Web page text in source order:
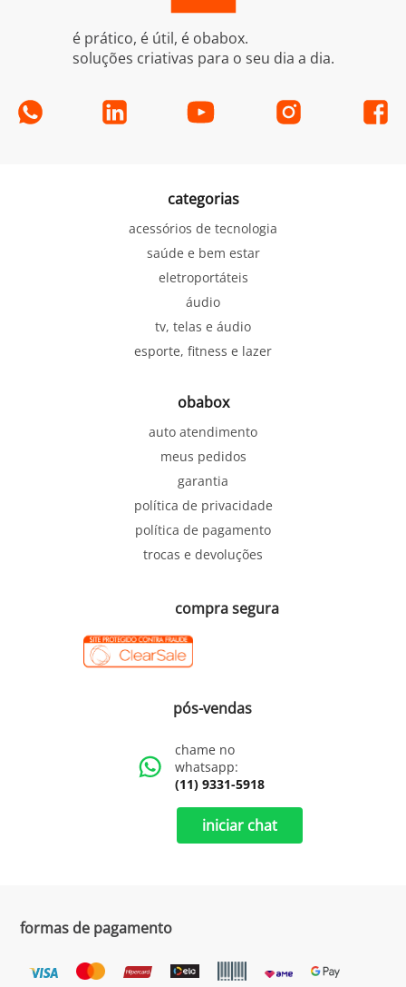
é prático, é útil, é obabox.
soluções criativas para o seu dia a dia.
categorias
acessórios de tecnologia
saúde e bem estar
eletroportáteis
áudio
tv, telas e áudio
esporte, fitness e lazer
obabox
auto atendimento
meus pedidos
garantia
política de privacidade
política de pagamento
trocas e devoluções
compra segura
pós-vendas
chame no
whatsapp:
(11) 9331-5918
iniciar chat
formas de pagamento